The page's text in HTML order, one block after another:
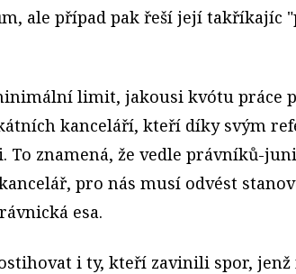
ale případ pak řeší její takříkajíc
limit, jakousi kvótu práce
kanceláří, kteří díky svým
To znamená, že vedle právníků-
pro nás musí odvést
esa.
i ty, kteří zavinili spor,